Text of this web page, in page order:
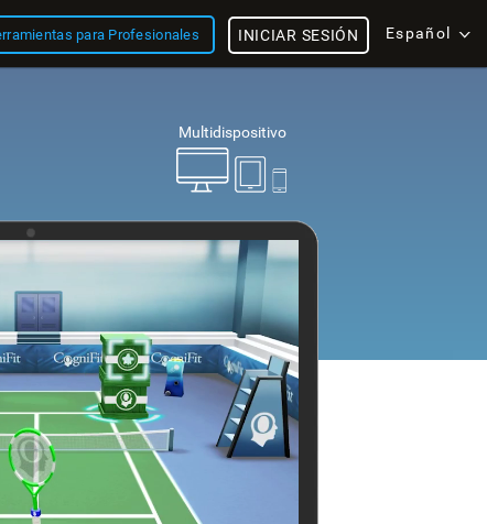
para Profesionales Español
INICIAR SESIÓN
Multidispositivo